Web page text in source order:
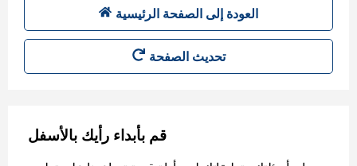
العودة إلى الصفحة الرئيسية
تحديث الصفحة
قم بأبداء رأيك بالأسفل